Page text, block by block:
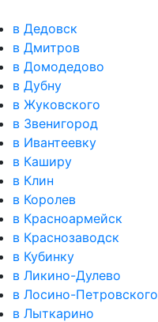
в Дедовск
в Дмитров
в Домодедово
в Дубну
в Жуковского
в Звенигород
в Ивантеевку
в Каширу
в Клин
в Королев
в Красноармейск
в Краснозаводск
в Кубинку
в Ликино-Дулево
в Лосино-Петровского
в Лыткарино